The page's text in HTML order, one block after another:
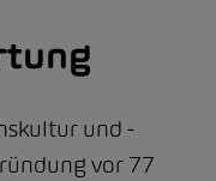
und -
vor 77